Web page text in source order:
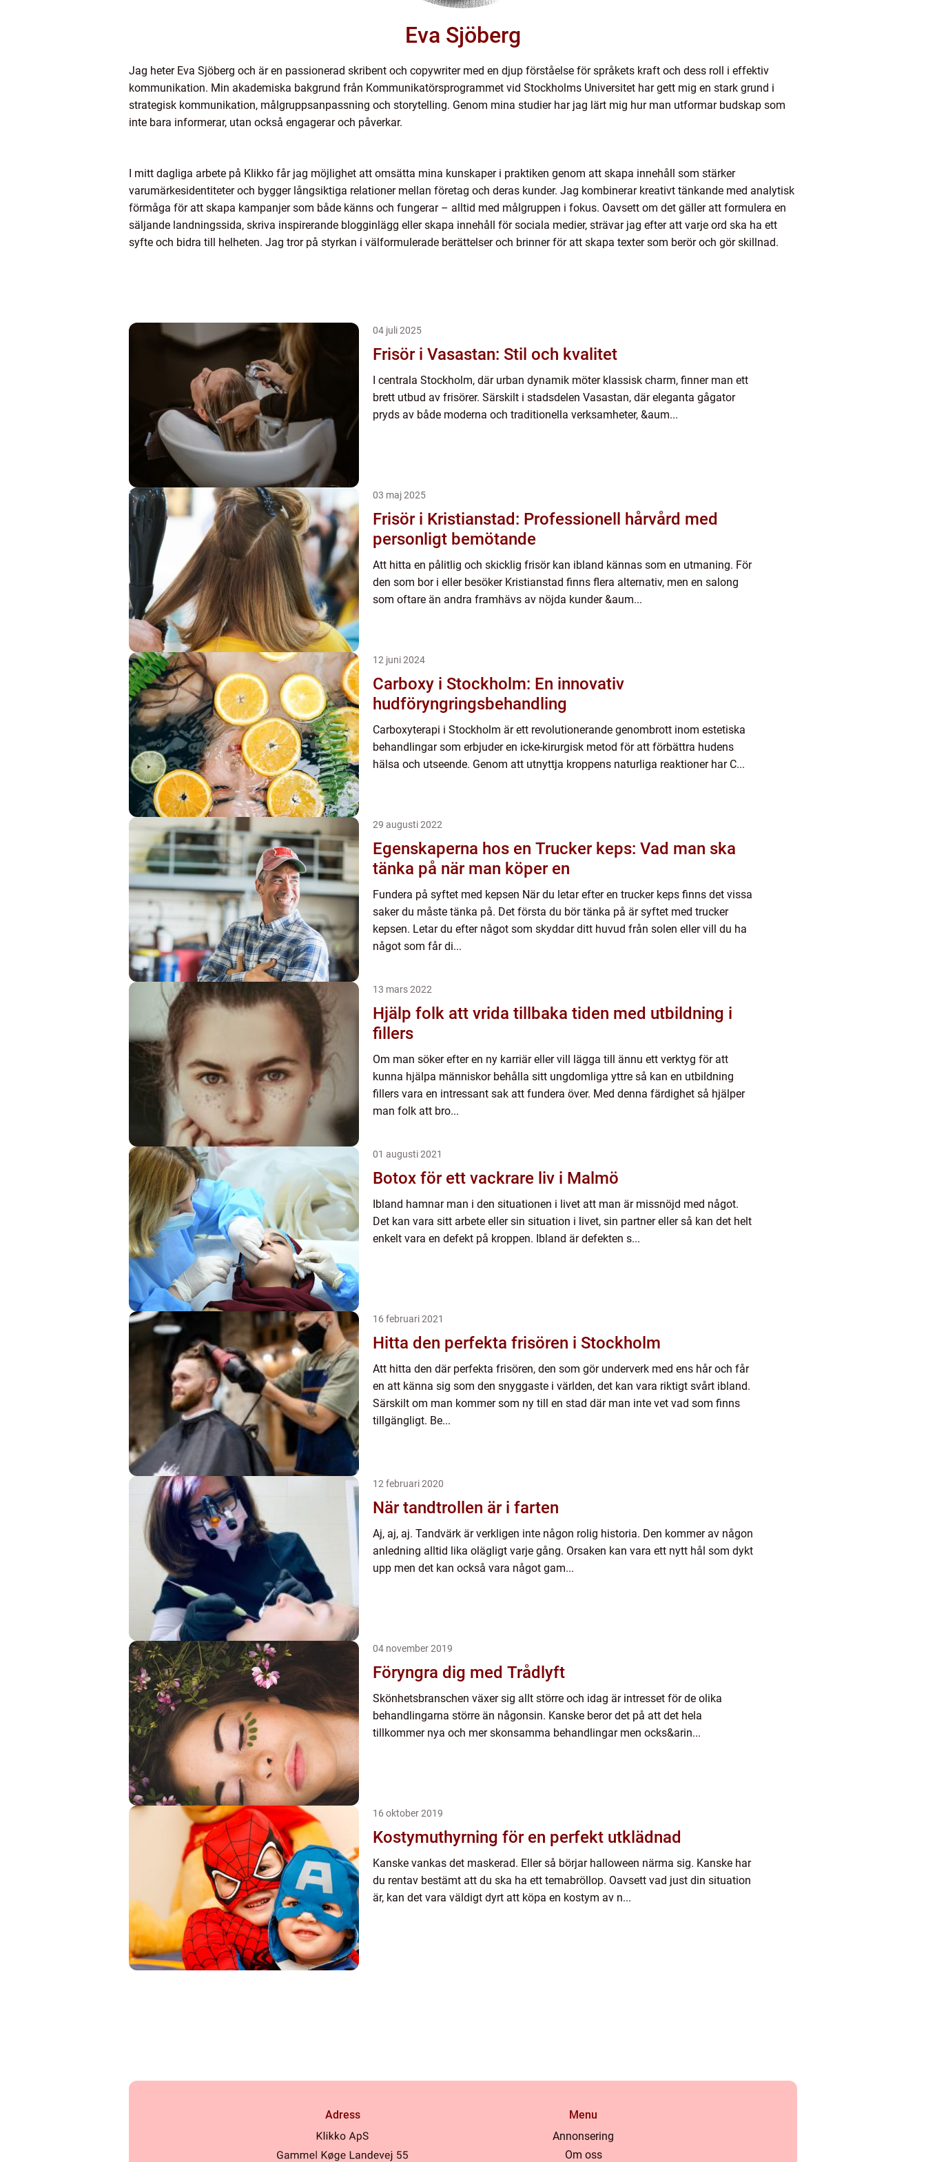
Eva Sjöberg
Jag heter Eva Sjöberg och är en passionerad skribent och copywriter med en djup förståelse för språkets kraft och dess roll i effektiv
kommunikation. Min akademiska bakgrund från Kommunikatörsprogrammet vid Stockholms Universitet har gett mig en stark grund i
strategisk kommunikation, målgruppsanpassning och storytelling. Genom mina studier har jag lärt mig hur man utformar budskap som
inte bara informerar, utan också engagerar och påverkar.
I mitt dagliga arbete på Klikko får jag möjlighet att omsätta mina kunskaper i praktiken genom att skapa innehåll som stärker
varumärkesidentiteter och bygger långsiktiga relationer mellan företag och deras kunder. Jag kombinerar kreativt tänkande med analytisk
förmåga för att skapa kampanjer som både känns och fungerar – alltid med målgruppen i fokus. Oavsett om det gäller att formulera en
säljande landningssida, skriva inspirerande blogginlägg eller skapa innehåll för sociala medier, strävar jag efter att varje ord ska ha ett
syfte och bidra till helheten. Jag tror på styrkan i välformulerade berättelser och brinner för att skapa texter som berör och gör skillnad.
04 juli 2025
Frisör i Vasastan: Stil och kvalitet
I centrala Stockholm, där urban dynamik möter klassisk charm, finner man ett
brett utbud av frisörer. Särskilt i stadsdelen Vasastan, där eleganta gågator
pryds av både moderna och traditionella verksamheter, &aum...
03 maj 2025
Frisör i Kristianstad: Professionell hårvård med
personligt bemötande
Att hitta en pålitlig och skicklig frisör kan ibland kännas som en utmaning. För
den som bor i eller besöker Kristianstad finns flera alternativ, men en salong
som oftare än andra framhävs av nöjda kunder &aum...
12 juni 2024
Carboxy i Stockholm: En innovativ
hudföryngringsbehandling
Carboxyterapi i Stockholm är ett revolutionerande genombrott inom estetiska
behandlingar som erbjuder en icke-kirurgisk metod för att förbättra hudens
hälsa och utseende. Genom att utnyttja kroppens naturliga reaktioner har C...
29 augusti 2022
Egenskaperna hos en Trucker keps: Vad man ska
tänka på när man köper en
Fundera på syftet med kepsen När du letar efter en trucker keps finns det vissa
saker du måste tänka på. Det första du bör tänka på är syftet med trucker
kepsen. Letar du efter något som skyddar ditt huvud från solen eller vill du ha
något som får di...
13 mars 2022
Hjälp folk att vrida tillbaka tiden med utbildning i
fillers
Om man söker efter en ny karriär eller vill lägga till ännu ett verktyg för att
kunna hjälpa människor behålla sitt ungdomliga yttre så kan en utbildning
fillers vara en intressant sak att fundera över. Med denna färdighet så hjälper
man folk att bro...
01 augusti 2021
Botox för ett vackrare liv i Malmö
Ibland hamnar man i den situationen i livet att man är missnöjd med något.
Det kan vara sitt arbete eller sin situation i livet, sin partner eller så kan det helt
enkelt vara en defekt på kroppen. Ibland är defekten s...
16 februari 2021
Hitta den perfekta frisören i Stockholm
Att hitta den där perfekta frisören, den som gör underverk med ens hår och får
en att känna sig som den snyggaste i världen, det kan vara riktigt svårt ibland.
Särskilt om man kommer som ny till en stad där man inte vet vad som finns
tillgängligt. Be...
12 februari 2020
När tandtrollen är i farten
Aj, aj, aj. Tandvärk är verkligen inte någon rolig historia. Den kommer av någon
anledning alltid lika olägligt varje gång. Orsaken kan vara ett nytt hål som dykt
upp men det kan också vara något gam...
04 november 2019
Föryngra dig med Trådlyft
Skönhetsbranschen växer sig allt större och idag är intresset för de olika
behandlingarna större än någonsin. Kanske beror det på att det hela
tillkommer nya och mer skonsamma behandlingar men ocks&arin...
16 oktober 2019
Kostymuthyrning för en perfekt utklädnad
Kanske vankas det maskerad. Eller så börjar halloween närma sig. Kanske har
du rentav bestämt att du ska ha ett temabröllop. Oavsett vad just din situation
är, kan det vara väldigt dyrt att köpa en kostym av n...
Adress
Menu
Annonsering
Om oss